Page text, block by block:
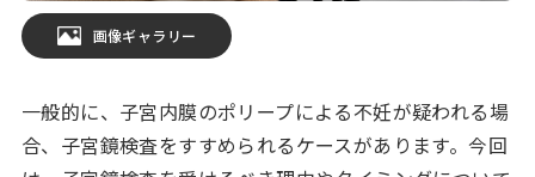
画像ギャラリー
一般的に、子宮内膜のポリープによる不妊が疑われる場
合、子宮鏡検査をすすめられるケースがあります。今回